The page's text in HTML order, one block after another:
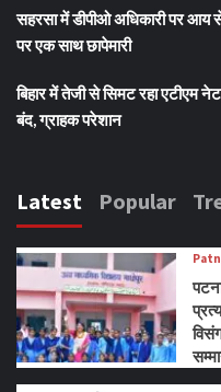
सहरसा में डीपीओ अधिकारी पर आय
पर एक साथ छापेमारी
बिहार में तेजी से सिमट रहा एटीएम
बंद, ग्राहक परेशान
Latest Popular